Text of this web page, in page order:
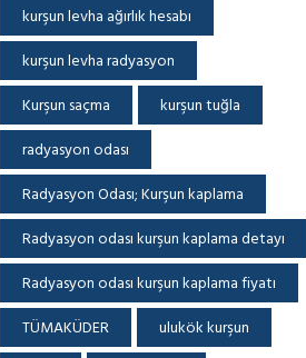
kurşun levha ağırlık hesabı
kurşun levha radyasyon
Kurşun saçma
kurşun tuğla
radyasyon odası
Radyasyon Odası; Kurşun kaplama
Radyasyon odası kurşun kaplama detayı
Radyasyon odası kurşun kaplama fiyatı
TÜMAKÜDER
ulukök kurşun